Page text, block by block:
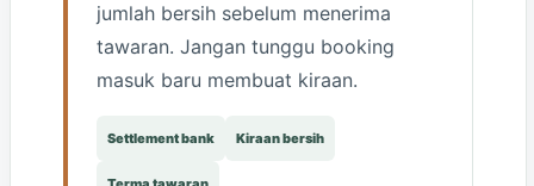
jumlah bersih sebelum menerima
tawaran. Jangan tunggu booking
masuk baru membuat kiraan.
Settlement bank Kiraan bersih